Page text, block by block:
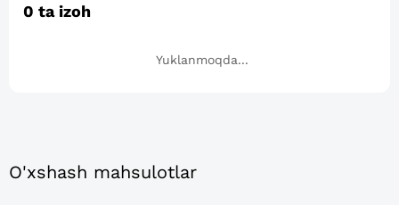
0 ta izoh
Yuklanmoqda...
O'xshash mahsulotlar